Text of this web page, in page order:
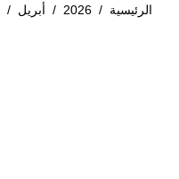
الرئيسية /
2026
/ أبريل /